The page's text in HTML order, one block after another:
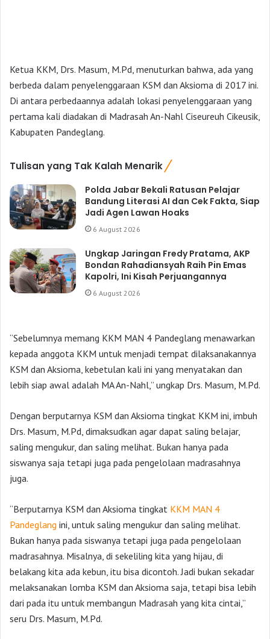
Ketua KKM, Drs. Masum, M.Pd, menuturkan bahwa, ada yang
berbeda dalam penyelenggaraan KSM dan Aksioma di 2017 ini.
Di antara perbedaannya adalah lokasi penyelenggaraan yang
pertama kali diadakan di Madrasah An-Nahl Ciseureuh Cikeusik,
Kabupaten Pandeglang.
Tulisan yang Tak Kalah Menarik
Polda Jabar Bekali Ratusan Pelajar
Bandung Literasi AI dan Cek Fakta, Siap
Jadi Agen Lawan Hoaks
6 August 2026
Ungkap Jaringan Fredy Pratama, AKP
Bondan Rahadiansyah Raih Pin Emas
Kapolri, Ini Kisah Perjuangannya
6 August 2026
“Sebelumnya memang KKM MAN 4 Pandeglang menawarkan
kepada anggota KKM untuk menjadi tempat dilaksanakannya
KSM dan Aksioma, kebetulan kali ini yang menyatakan dan
lebih siap awal adalah MA An-Nahl,” ungkap Drs. Masum, M.Pd.
Dengan berputarnya KSM dan Aksioma tingkat KKM ini, imbuh
Drs. Masum, M.Pd, dimaksudkan agar dapat saling belajar,
saling mengukur, dan saling melihat. Bukan hanya pada
siswanya saja tetapi juga pada pengelolaan madrasahnya
juga.
“Berputarnya KSM dan Aksioma tingkat KKM MAN 4
Pandeglang ini, untuk saling mengukur dan saling melihat.
Bukan hanya pada siswanya tetapi juga pada pengelolaan
madrasahnya. Misalnya, di sekeliling kita yang hijau, di
belakang kita ada kebun, itu bisa dicontoh. Jadi bukan sekadar
melaksanakan lomba KSM dan Aksioma saja, tetapi bisa lebih
dari pada itu untuk membangun Madrasah yang kita cintai,”
seru Drs. Masum, M.Pd.